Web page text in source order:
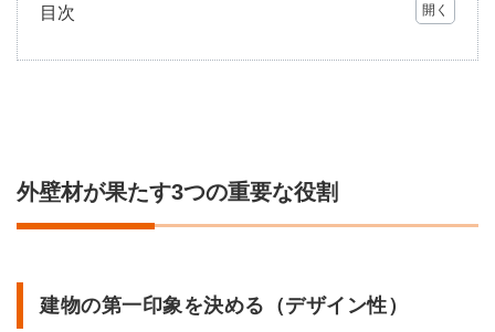
目次
外壁
な役
の第
外壁材が果たす3つの重要な役割
建物の第一印象を決める（デザイン性）